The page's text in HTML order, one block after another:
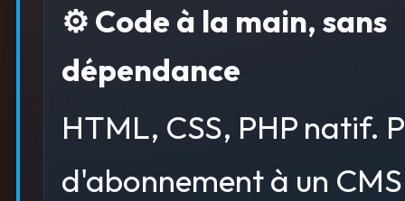
⚙️ Code à la main, sans
dépendance
HTML, CSS, PHP natif.
d'abonnement à un